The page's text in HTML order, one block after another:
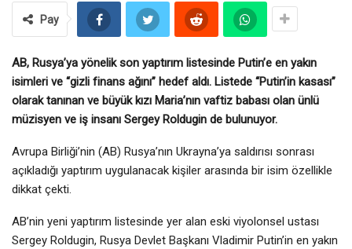
Pay
AB, Rusya’ya yönelik son yaptırım listesinde Putin’e en yakın
isimleri ve “gizli finans ağını” hedef aldı. Listede “Putin’in kasası”
olarak tanınan ve büyük kızı Maria’nın vaftiz babası olan ünlü
müzisyen ve iş insanı Sergey Roldugin de bulunuyor.
Avrupa Birliği’nin (AB) Rusya’nın Ukrayna’ya saldırısı sonrası
açıkladığı yaptırım uygulanacak kişiler arasında bir isim özellikle
dikkat çekti.
AB’nin yeni yaptırım listesinde yer alan eski viyolonsel ustası
Sergey Roldugin, Rusya Devlet Başkanı Vladimir Putin’in en yakın